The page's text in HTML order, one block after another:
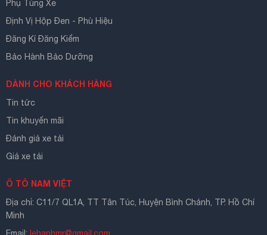
Phụ Tùng Xe
Định Vị Hộp Đen - Phù Hiệu
Đăng Kí Đăng Kiểm
Bảo Hành Bảo Dưỡng
DÀNH CHO KHÁCH HÀNG
Tin tức
Tin khuyến mãi
Đánh giá xe tải
Giá xe tải
Ô TÔ NAM VIỆT
Địa chỉ: C11/7 QL1A, TT Tân Túc, Huyện Bình Chánh, TP. Hồ Chí
Minh